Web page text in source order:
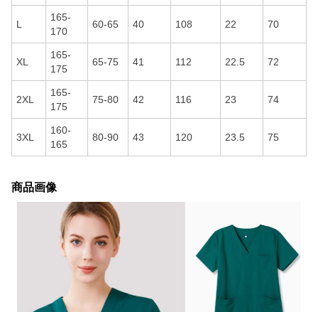
L
165-
170
60-65 40 108 22 70
XL
165-
175
65-75 41 112 22.5 72
2XL
165-
175
75-80 42 116 23 74
3XL
160-
165
80-90 43 120 23.5 75
商品画像